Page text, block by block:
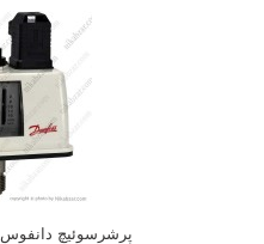
پرشرسوئیچ دانفوس Danfoss مدل BCP3